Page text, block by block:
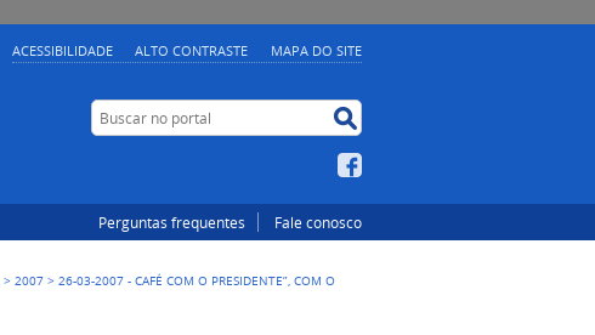
ACESSIBILIDADE ALTO CONTRASTE MAPA DO SITE
Buscar no portal
Perguntas frequentes Fale conosco
>2007 >26-03-2007 - CAFÉ COM O PRESIDENTE”, COM O